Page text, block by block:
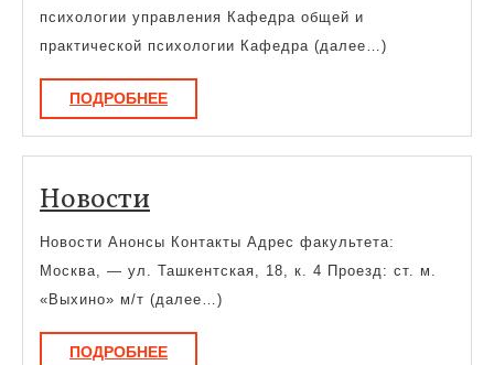
психологии управления Кафедра общей и
практической психологии Кафедра (далее…)
ПОДРОБНЕЕПОДРОБНЕЕ
Новости
Новости Анонсы Контакты Адрес факультета:
Москва, — ул. Ташкентская, 18, к. 4 Проезд: ст. м.
«Выхино» м/т (далее…)
ПОДРОБНЕЕПОДРОБНЕЕ